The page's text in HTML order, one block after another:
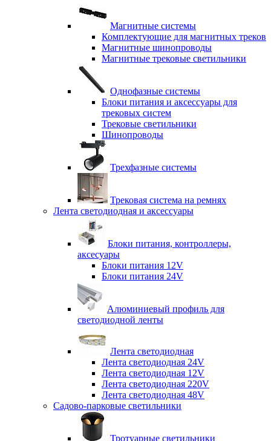
Магнитные системы
Комплектующие для магнитных треков
Магнитные шинопроводы
Магнитные трековые светильники
Однофазные системы
Блоки питания и аксессуары для
трековых систем
Трековые светильники
Шинопроводы
Трехфазные системы
Трековая система на ремнях
Лента светодиодная и аксессуары
Блоки питания, контроллеры,
аксесуары
Блоки питания 12V
Блоки питания 24V
Алюминиевый профиль для
светодиодной ленты
Лента светодиодная
Лента светодиодная 24V
Лента светодиодная 12V
Лента светодиодная 220V
Лента светодиодная 48V
Садово-парковые светильники
Тротуарные светильники